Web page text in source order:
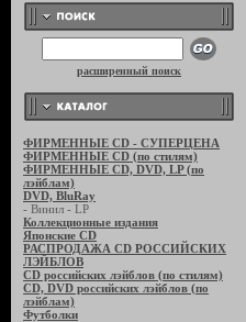
расширенный поиск
ФИРМЕННЫЕ CD - СУПЕРЦЕНА
ФИРМЕННЫЕ CD (по стилям)
ФИРМЕННЫЕ CD, DVD, LP (по
лэйблам)
DVD, BluRay
- Винил - LP
Коллекционные издания
Японские CD
РАСПРОДАЖА CD РОССИЙСКИХ
ЛЭЙБЛОВ
CD российских лэйблов (по стилям)
CD, DVD российских лэйблов (по
лэйблам)
Футболки